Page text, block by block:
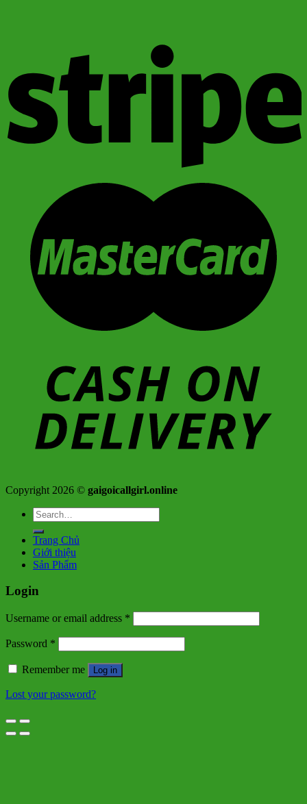
Copyright 2026 © gaigoicallgirl.online
Search
for:
Trang Chủ
Giới thiệu
Sản Phẩm
Login
Username or email address *
Password *
Remember me Log in
Lost your password?